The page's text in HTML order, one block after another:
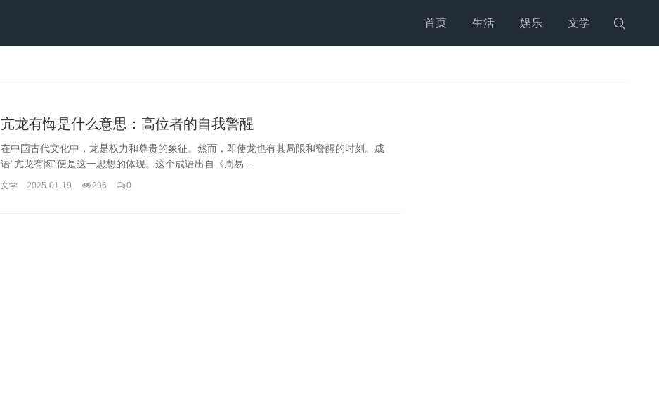

首页 生活 娱乐 文学
亢龙有悔是什么意思：高位者的自我警醒
在中国古代文化中，龙是权力和尊贵的象征。然而，即使龙也有其局限和警醒的时刻。成
语“亢龙有悔”便是这一思想的体现。这个成语出自《周易...
文学 2025-01-19 296 0